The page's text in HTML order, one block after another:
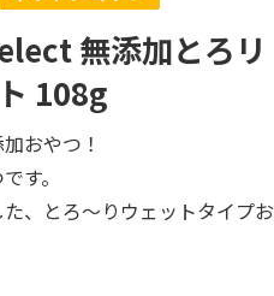
無添加とろリ
108g
おやつ！
す。
、とろ～りウェットタイプお